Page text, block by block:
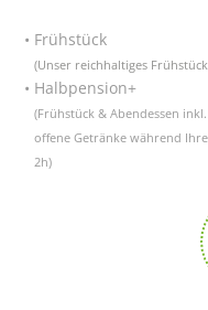
Frühstück
(Unser reichhaltiges
Halbpension+
(Frühstück & Abendessen inkl.
offene Getränke während
2h)